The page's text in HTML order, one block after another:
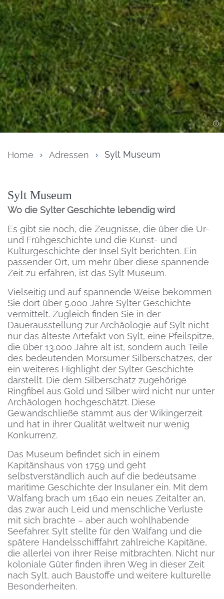
Home Adressen Sylt Museum
Inhalt
Sylt Museum
Wo die Sylter Geschichte lebendig wird
Es gibt sie noch, die Zeugnisse, die über die Ur-
und Frühgeschichte und die Kunst- und
Kulturgeschichte der Insel Sylt berichten. Ein
passender Ort, um mehr über diese spannende
Zeit zu erfahren, ist das Sylt Museum.
Vielseitig und auf spannende Weise bekommen
Sie dort über 5.000 Jahre Sylter Geschichte
vermittelt. Zugleich finden Sie in der
Dauerausstellung zur Archäologie auf Sylt nicht
nur das älteste Artefakt von Sylt, eine Pfeilspitze,
die über 13.000 Jahre alt ist, sondern auch Teile
des bedeutenden Morsumer Silberschatzes, der
ein weiteres Highlight der Sylter Geschichte
darstellt. Die dem Silberschatz zugehörige
Ringfibel aus Gold und Silber wird nicht nur unter
Archäologen hochgeschätzt. Diese
Gewandschließe stammt aus der Wikingerzeit
und hat in ihrer Qualität weltweit nur wenig
Konkurrenz.
Das Museum befindet sich in einem
Kapitänshaus von 1759 und geht
selbstverständlich auch auf die bedeutsame
maritime Geschichte der Insulaner ein. Mit dem
Walfang brach um 1640 ein neues Zeitalter an,
das zwar auch Leid und menschliche Verluste
mit sich brachte – aber auch wohlhabende
Seefahrer. Sylt stellte für den Walfang und die
spätere Handelsschifffahrt zahlreiche Kapitäne,
die allerlei von ihrer Reise mitbrachten. Nicht nur
koloniale Güter finden ihren Weg in dieser Zeit
nach Sylt, auch Baustoffe und weitere kulturelle
Besonderheiten.